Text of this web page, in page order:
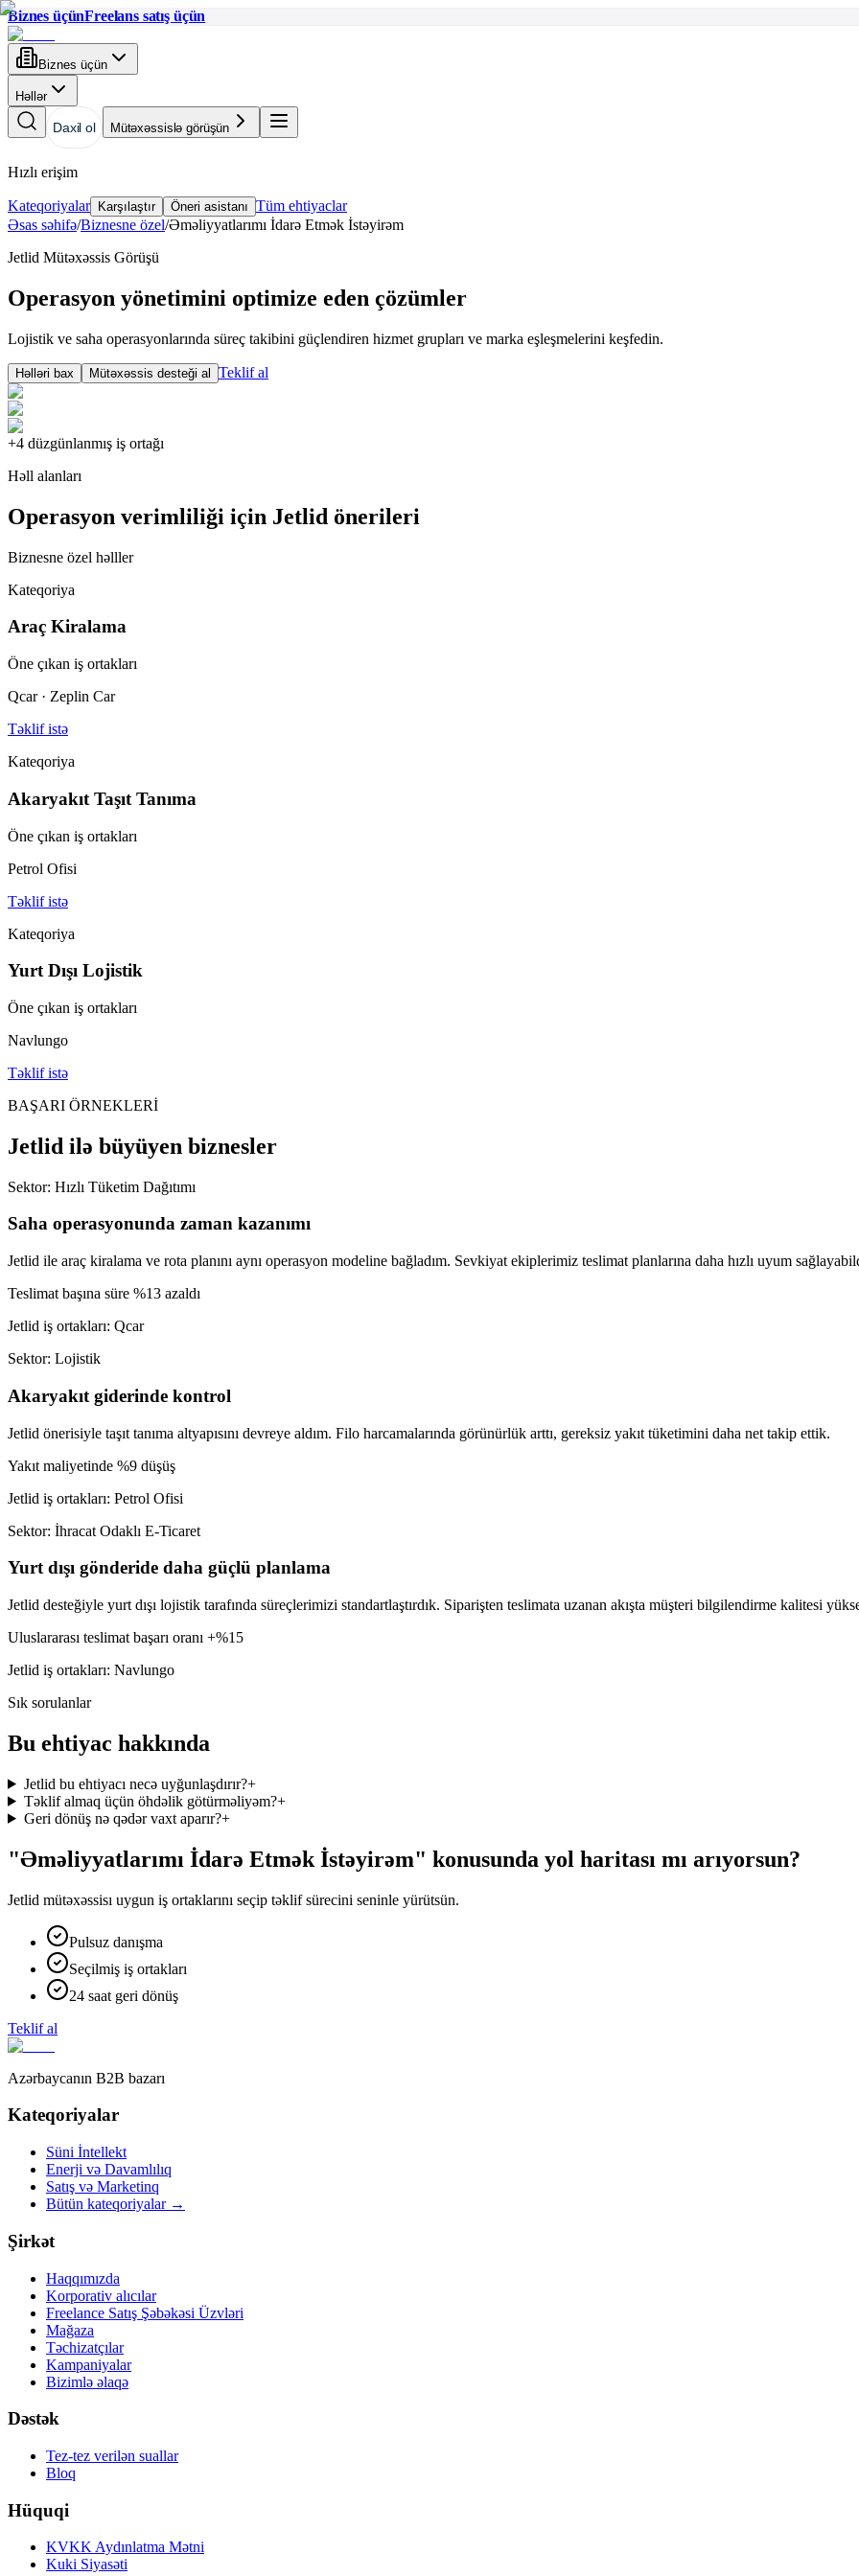
Biznes üçünFreelans satış üçün
Biznes üçün
Həllər
Daxil ol Mütəxəssislə görüşün
Hızlı erişim
Kateqoriyalar Karşılaştır Öneri asistanı Tüm ehtiyaclar
Əsas səhifə/Biznesne özel/Əməliyyatlarımı İdarə Etmək İstəyirəm
Jetlid Mütəxəssis Görüşü
Operasyon yönetimini optimize eden çözümler
Lojistik ve saha operasyonlarında süreç takibini güçlendiren hizmet grupları ve marka eşleşmelerini keşfedin.
Həlləri bax Mütəxəssis desteği al Teklif al
+4 düzgünlanmış iş ortağı
Həll alanları
Operasyon verimliliği için Jetlid önerileri
Biznesne özel həlller
Kateqoriya
Araç Kiralama
Öne çıkan iş ortakları
Qcar · Zeplin Car
Təklif istə
Kateqoriya
Akaryakıt Taşıt Tanıma
Öne çıkan iş ortakları
Petrol Ofisi
Təklif istə
Kateqoriya
Yurt Dışı Lojistik
Öne çıkan iş ortakları
Navlungo
Təklif istə
BAŞARI ÖRNEKLERİ
Jetlid ilə büyüyen biznesler
Sektor: Hızlı Tüketim Dağıtımı
Saha operasyonunda zaman kazanımı
Jetlid ile araç kiralama ve rota planını aynı operasyon modeline bağladım. Sevkiyat ekiplerimiz teslimat planlarına daha hızlı uyum
Teslimat başına süre %13 azaldı
Jetlid iş ortakları: Qcar
Sektor: Lojistik
Akaryakıt giderinde kontrol
Jetlid önerisiyle taşıt tanıma altyapısını devreye aldım. Filo harcamalarında görünürlük arttı, gereksiz yakıt tüketimini daha net takip ettik.
Yakıt maliyetinde %9 düşüş
Jetlid iş ortakları: Petrol Ofisi
Sektor: İhracat Odaklı E-Ticaret
Yurt dışı gönderide daha güçlü planlama
Jetlid desteğiyle yurt dışı lojistik tarafında süreçlerimizi standartlaştırdık. Siparişten teslimata uzanan akışta müşteri bilgilendirme kalitesi
Uluslararası teslimat başarı oranı +%15
Jetlid iş ortakları: Navlungo
Sık sorulanlar
Bu ehtiyac hakkında
Jetlid bu ehtiyacı necə uyğunlaşdırır?+
Təklif almaq üçün öhdəlik götürməliyəm?+
Geri dönüş nə qədər vaxt aparır?+
"Əməliyyatlarımı İdarə Etmək İstəyirəm" konusunda yol haritası mı arıyorsun?
Jetlid mütəxəssisı uygun iş ortaklarını seçip təklif sürecini seninle yürütsün.
Pulsuz danışma
Seçilmiş iş ortakları
24 saat geri dönüş
Teklif al
Azərbaycanın B2B bazarı
Kateqoriyalar
Süni İntellekt
Enerji və Davamlılıq
Satış və Marketinq
Bütün kateqoriyalar→
Şirkət
Haqqımızda
Korporativ alıcılar
Freelance Satış Şəbəkəsi Üzvləri
Mağaza
Təchizatçılar
Kampaniyalar
Bizimlə əlaqə
Dəstək
Tez-tez verilən suallar
Bloq
Hüquqi
KVKK Aydınlatma Mətni
Kuki Siyasəti